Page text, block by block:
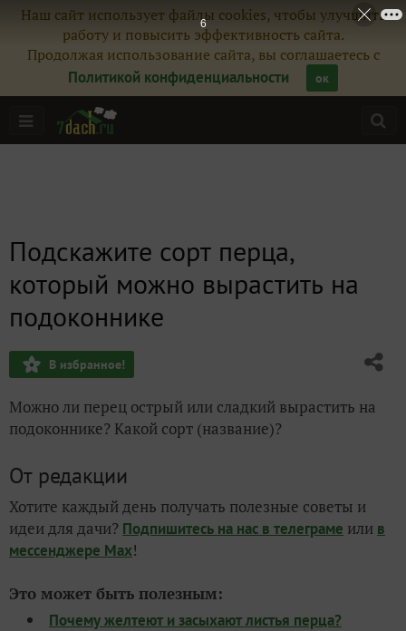
Наш сайт использует файлы cookies, чтобы улучшить
работу и повысить эффективность сайта.
Продолжая использование сайта, вы соглашаетесь с
Политикой конфиденциальности
ок
Подскажите сорт перца,
который можно вырастить на
подоконнике
В избранное!
Можно ли перец острый или сладкий вырастить на
подоконнике? Какой сорт (название)?
От редакции
Хотите каждый день получать полезные советы и
идеи для дачи? Подпишитесь на нас в телеграме или в
мессенджере Max!
Это может быть полезным:
Почему желтеют и засыхают листья перца?
5